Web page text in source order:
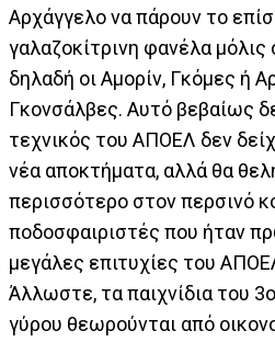
Αρχάγγελο να πάρουν το
γαλαζοκίτρινη φανέλα μόλις
δηλαδή οι Αμορίν, Γκόμες ή
Γκονσάλβες. Αυτό βεβαίως
τεχνικός του ΑΠΟΕΛ δεν
νέα αποκτήματα, αλλά θα
περισσότερο στον περσινό
ποδοσφαιριστές που ήταν
μεγάλες επιτυχίες του
Άλλωστε, τα παιχνίδια του
γύρου θεωρούνται από